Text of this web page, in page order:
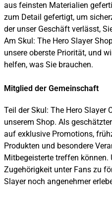
aus feinsten Materialien
zum Detail gefertigt, um
der unser Geschäft verlässt,
Am Skul: The Hero Slayer
unsere oberste Priorität, und
helfen, was Sie brauchen.
Mitglied der Gemeinschaft
Teil der Skul: The Hero
unserem Shop. Als
auf exklusive Promotions,
Produkten und besondere
Mitbegeisterte treffen können.
Zugehörigkeit unter Fans zu
Slayer noch angenehmer